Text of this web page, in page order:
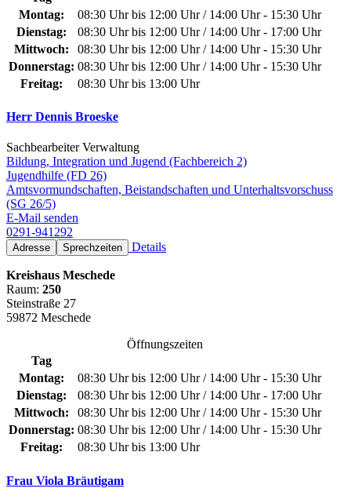
Montag:
08:30 Uhr bis 12:00 Uhr / 14:00 Uhr - 15:30 Uhr
Dienstag:
08:30 Uhr bis 12:00 Uhr / 14:00 Uhr - 17:00 Uhr
Mittwoch:
08:30 Uhr bis 12:00 Uhr / 14:00 Uhr - 15:30 Uhr
Donnerstag: 08:30 Uhr bis 12:00 Uhr / 14:00 Uhr - 15:30 Uhr
Freitag:
08:30 Uhr bis 13:00 Uhr
Herr Dennis Broeske
Sachbearbeiter Verwaltung
Bildung, Integration und Jugend (Fachbereich 2)
Jugendhilfe (FD 26)
Amtsvormundschaften, Beistandschaften und Unterhaltsvorschuss
(SG 26/5)
E-Mail senden
0291-941292
Adresse Sprechzeiten Details
Kreishaus Meschede
Raum: 250
Steinstraße 27
59872 Meschede
Öffnungszeiten
Tag
Montag:
08:30 Uhr bis 12:00 Uhr / 14:00 Uhr - 15:30 Uhr
Dienstag:
08:30 Uhr bis 12:00 Uhr / 14:00 Uhr - 17:00 Uhr
Mittwoch:
08:30 Uhr bis 12:00 Uhr / 14:00 Uhr - 15:30 Uhr
Donnerstag: 08:30 Uhr bis 12:00 Uhr / 14:00 Uhr - 15:30 Uhr
Freitag:
08:30 Uhr bis 13:00 Uhr
Frau Viola Bräutigam